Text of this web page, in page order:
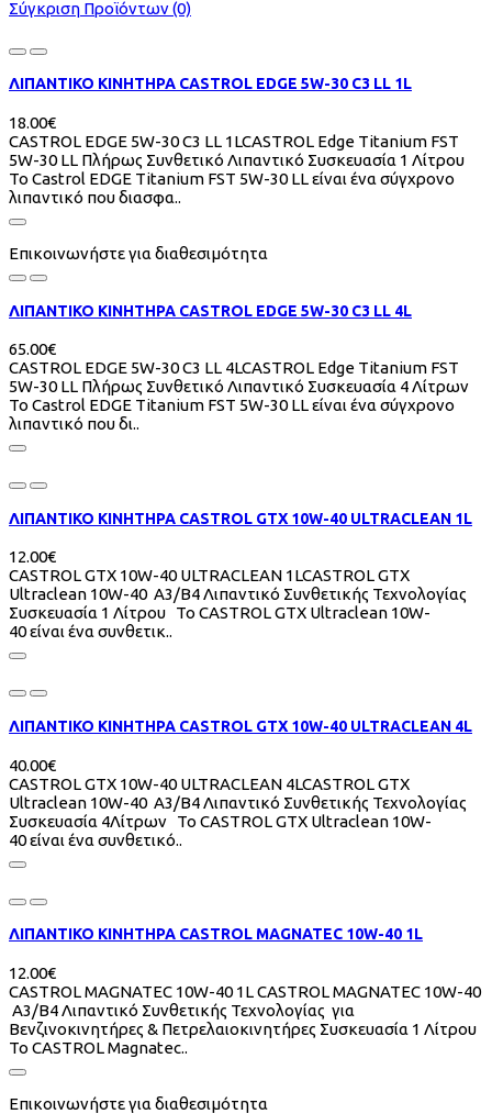
Σύγκριση Προϊόντων (0)
ΛΙΠΑΝΤΙΚΟ ΚΙΝΗΤΗΡΑ CASTROL EDGE 5W-30 C3 LL 1L
18.00€
CASTROL EDGE 5W-30 C3 LL 1LCASTROL Edge Titanium FST
5W-30 LL Πλήρως Συνθετικό Λιπαντικό Συσκευασία 1 Λίτρου
To Castrol EDGE Titanium FST 5W-30 LL είναι ένα σύγχρονο
λιπαντικό που διασφα..
Επικοινωνήστε για διαθεσιμότητα
ΛΙΠΑΝΤΙΚΟ ΚΙΝΗΤΗΡΑ CASTROL EDGE 5W-30 C3 LL 4L
65.00€
CASTROL EDGE 5W-30 C3 LL 4LCASTROL Edge Titanium FST
5W-30 LL Πλήρως Συνθετικό Λιπαντικό Συσκευασία 4 Λίτρων
To Castrol EDGE Titanium FST 5W-30 LL είναι ένα σύγχρονο
λιπαντικό που δι..
ΛΙΠΑΝΤΙΚΟ ΚΙΝΗΤΗΡΑ CASTROL GTX 10W-40 ULTRACLEAN 1L
12.00€
CASTROL GTX 10W-40 ULTRACLEAN 1LCASTROL GTX
Ultraclean 10W-40 A3/B4 Λιπαντικό Συνθετικής Τεχνολογίας
Συσκευασία 1 Λίτρου To CASTROL GTX Ultraclean 10W-
40 είναι ένα συνθετικ..
ΛΙΠΑΝΤΙΚΟ ΚΙΝΗΤΗΡΑ CASTROL GTX 10W-40 ULTRACLEAN 4L
40.00€
CASTROL GTX 10W-40 ULTRACLEAN 4LCASTROL GTX
Ultraclean 10W-40 A3/B4 Λιπαντικό Συνθετικής Τεχνολογίας
Συσκευασία 4Λίτρων To CASTROL GTX Ultraclean 10W-
40 είναι ένα συνθετικό..
ΛΙΠΑΝΤΙΚΟ ΚΙΝΗΤΗΡΑ CASTROL MAGNATEC 10W-40 1L
12.00€
CASTROL MAGNATEC 10W-40 1L CASTROL MAGNATEC 10W-40
A3/B4 Λιπαντικό Συνθετικής Τεχνολογίας για
Βενζινοκινητήρες & Πετρελαιοκινητήρες Συσκευασία 1 Λίτρου
To CASTROL Magnatec..
Επικοινωνήστε για διαθεσιμότητα